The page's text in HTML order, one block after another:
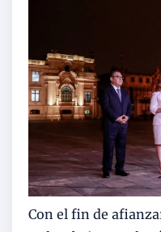
Con el fin de